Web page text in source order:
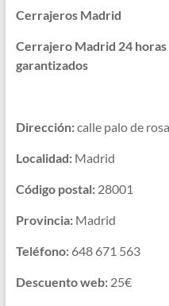
Cerrajeros Madrid
Cerrajero Madrid 24
garantizados
Dirección:calle palo de
Localidad:Madrid
Código postal:28001
Provincia:Madrid
Teléfono:648 671 563
Descuento web:25€